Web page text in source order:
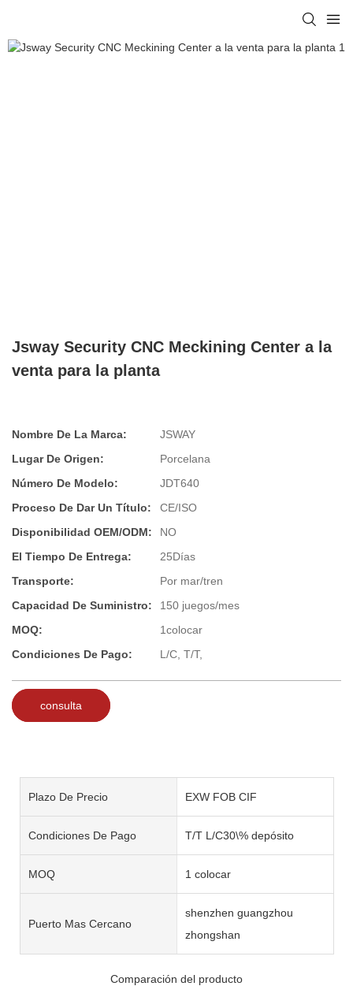
Jsway Security CNC Meckining Center a la
venta para la planta
Nombre De La Marca:
JSWAY
Lugar De Origen:
Porcelana
Número De Modelo:
JDT640
Proceso De Dar Un Título:
CE/ISO
Disponibilidad OEM/ODM:
NO
El Tiempo De Entrega:
25Días
Transporte:
Por mar/tren
Capacidad De Suministro:
150 juegos/mes
MOQ:
1colocar
Condiciones De Pago:
L/C, T/T,
consulta
Plazo De Precio EXW FOB CIF
Condiciones De Pago T/T L/C30\% depósito
MOQ 1 colocar
Puerto Mas Cercano
shenzhen guangzhou
zhongshan
Comparación del producto